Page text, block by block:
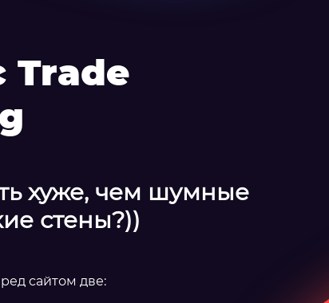
Trade
хуже, чем шумные
стены?))
сайтом две: